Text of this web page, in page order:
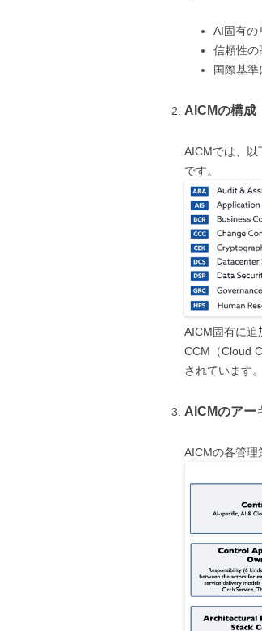
AI固有の
信頼性の
国際基準
AICMの構成
AICMでは、以
です。
AICM固有に追
CCM（Cloud
されています。
AICMのアー
AICMの各管理